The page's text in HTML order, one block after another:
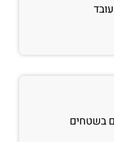
בשטחים